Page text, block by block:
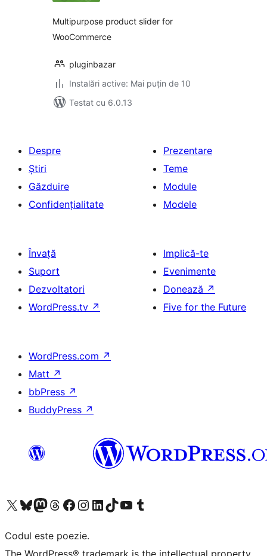
Multipurpose product slider for
WooCommerce
pluginbazar
Instalări active: Mai puțin de 10
Testat cu 6.0.13
Despre
Știri
Găzduire
Confidențialitate
Prezentare
Teme
Module
Modele
Învață
Suport
Dezvoltatori
WordPress.tv ↗
Implică-te
Evenimente
Donează ↗
Five for the Future
WordPress.com ↗
Matt ↗
bbPress ↗
BuddyPress ↗
Mergi la contul nostru X (fost Twitter)
Vizitează contul nostru Bluesky
Vizitează contul nostru Mastodon
Vizitează contul nostru Threads
Vizitează pagina noastră Facebook
Vizitează-ne pe Instagram
Vizitează-ne pe LinkedIn
Vizitează contul nostru TikTok
Vizitează canalul nostru YouTube
Vizitează contul nostru Tumblr
Codul este poezie.
The WordPress® trademark is the intellectual property